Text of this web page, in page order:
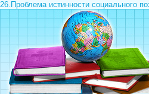
26.Проблема истинности социального